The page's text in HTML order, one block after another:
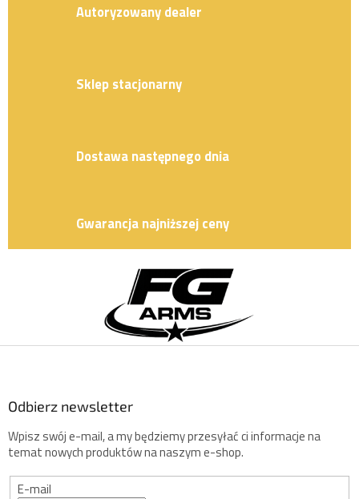
Autoryzowany dealer
Sklep stacjonarny
Dostawa następnego dnia
Gwarancja najniższej ceny
k
Odbierz newsletter
Wpisz swój e-mail, a my będziemy przesyłać ci informacje na
temat nowych produktów na naszym e-shop.
E-mail